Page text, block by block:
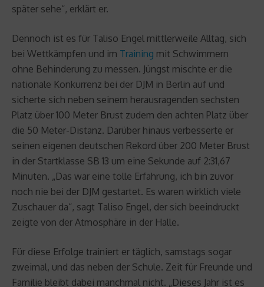
später sehe“, erklärt er.
Dennoch ist es für Taliso Engel mittlerweile Alltag, sich
bei Wettkämpfen und im Training mit Schwimmern
ohne Behinderung zu messen. Jüngst mischte er die
nationale Konkurrenz bei der DJM in Berlin auf und
sicherte sich neben seinem herausragenden sechsten
Platz über 100 Meter Brust zudem den achten Platz über
die 50 Meter-Distanz. Darüber hinaus verbesserte er
seinen eigenen deutschen Rekord über 200 Meter Brust
in der Startklasse SB 13 um eine Sekunde auf 2:31,67
Minuten. „Das war eine tolle Erfahrung, ich bin zuvor
noch nie bei der DJM gestartet. Es waren wirklich viele
Zuschauer da“, sagt Taliso Engel, der sich beeindruckt
zeigte von der Atmosphäre in der Halle.
Für diese Erfolge trainiert er täglich, samstags sogar
zweimal, und das neben der Schule. Zeit für Freunde und
Familie bleibt dabei manchmal nicht. „Dieses Jahr ist es